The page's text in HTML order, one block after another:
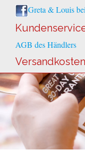
Greta & Louis
AGB des Händlers
Versandkosten